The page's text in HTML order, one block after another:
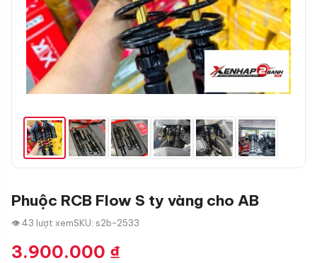
Phuộc RCB Flow S ty vàng cho AB
👁 43 lượt xemSKU: s2b-2533
3.900.000 ₫